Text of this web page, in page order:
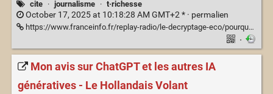
cite · journalisme · t·richesse
October 17, 2025 at 10:18:28 AM GMT+2 * · permalien
https://www.franceinfo.fr/replay-radio/le-decryptage-eco/pourquoi-yael-braun-pivet-appelle-a-taxer-davantage-les-heritages_7528846.html
·
Mon avis sur ChatGPT et les autres IA
génératives - Le Hollandais Volant